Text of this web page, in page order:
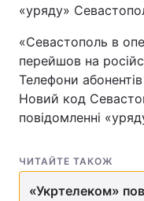
Головна
Україна
Економіка
«уряду»
«Севастополь в
перейшов на
Телефони
Новий код
повідомленні
ЧИТАЙТЕ ТАКОЖ
«Укртелеком»